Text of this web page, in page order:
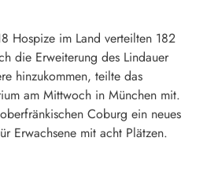
Hospize im Land verteilten 182
die Erweiterung des Lindauer
hinzukommen, teilte das
am Mittwoch in München mit.
Coburg ein neues
Erwachsene mit acht Plätzen.